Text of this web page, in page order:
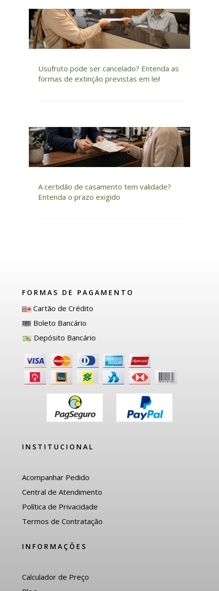
Usufruto pode ser cancelado? Entenda as
formas de extinção previstas em lei!
A certidão de casamento tem validade?
Entenda o prazo exigido
FORMAS DE PAGAMENTO
Cartão de Crédito
Boleto Bancário
Depósito Bancário
INSTITUCIONAL
Acompanhar Pedido
Central de Atendimento
Política de Privacidade
Termos de Contratação
INFORMAÇÕES
Calculador de Preço